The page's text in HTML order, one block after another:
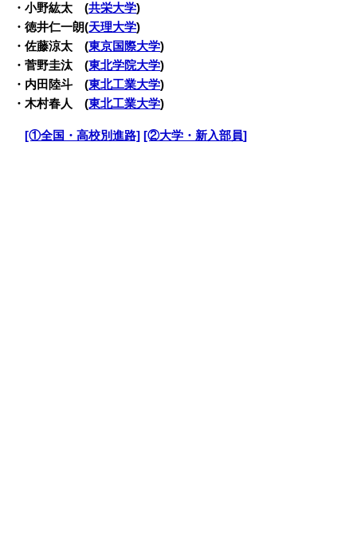
・小野紘太 (共栄大学)
・徳井仁一朗(天理大学)
・佐藤涼太 (東京国際大学)
・菅野圭汰 (東北学院大学)
・内田陸斗 (東北工業大学)
・木村春人 (東北工業大学)
[①全国・高校別進路] [②大学・新入部員]